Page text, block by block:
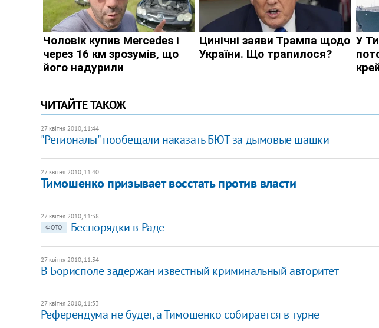
ЧИТАЙТЕ ТАКОЖ
27 квітня 2010, 11:44
"Регионалы" пообещали наказать БЮТ за дымовые шашки
27 квітня 2010, 11:40
Тимошенко призывает восстать против власти
27 квітня 2010, 11:38
ФОТО
Беспорядки в Раде
27 квітня 2010, 11:34
В Борисполе задержан известный криминальный авторитет
27 квітня 2010, 11:33
Референдума не будет, а Тимошенко собирается в турне